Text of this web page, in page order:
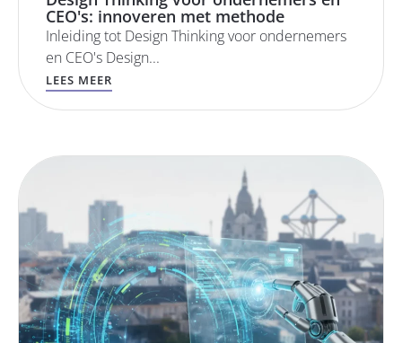
CEO's: innoveren met methode
Inleiding tot Design Thinking voor ondernemers
en CEO's Design...
LEES MEER